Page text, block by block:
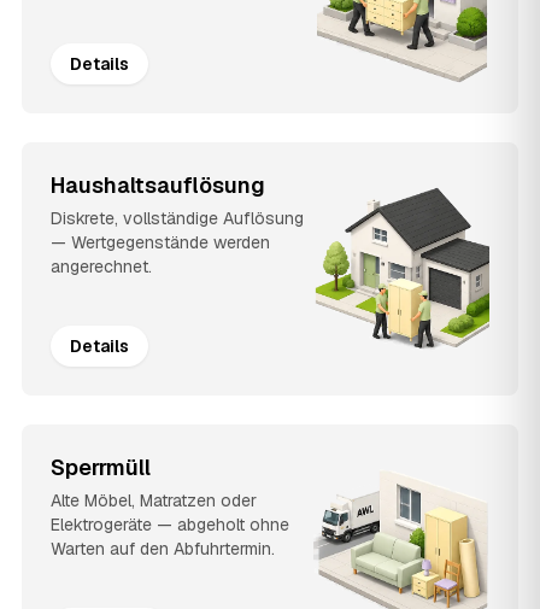
Details
Haushaltsauflösung
Diskrete, vollständige Auflösung
— Wertgegenstände werden
angerechnet.
Details
Sperrmüll
Alte Möbel, Matratzen oder
Elektrogeräte — abgeholt ohne
Warten auf den Abfuhrtermin.